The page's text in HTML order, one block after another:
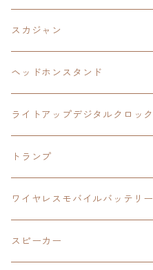
置くだけスピーカー
飾れるはがき
手帳型スマホカバー
モバイルバッテリー
オーロラアクリルスタンド
零の軌跡：改
碧の軌跡：改
創の軌跡
ケーブルステージ
イラストフレームクロック
40周年記念
黎の軌跡
3in1充電ケーブル
黎の軌跡Ⅱ
阪神タイガース
閃の軌跡Ⅲ
ソーラーパネル
LEDライト付き
閃の軌跡Ⅳ
イースⅨ
閃の軌跡Ⅳ
イースⅨ
零の軌跡：改
碧の軌跡：改
創の軌跡
黎の軌跡
閃の軌跡
スカジャン
サンリオ
ワンピース
今日から俺は！！
ゴジラ
手塚治虫
ヘッドホンスタンド
閃の軌跡Ⅳ
イースⅨ
零の軌跡：改
碧の軌跡：改
ライトアップデジタルクロック
閃の軌跡Ⅳ
イースⅨ
零の軌跡：改
トランプ
日本ファルコム
ワイヤレスモバイルバッテリー
イースⅨ
スピーカー